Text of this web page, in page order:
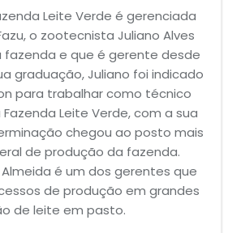
Leite Verde é gerenciada
o zootecnista Juliano Alves
fazenda e que é gerente desde
graduação, Juliano foi indicado
para trabalhar como técnico
Leite Verde, com a sua
chegou ao posto mais
de produção da fazenda.
é um dos gerentes que
de produção em grandes
de leite em pasto.